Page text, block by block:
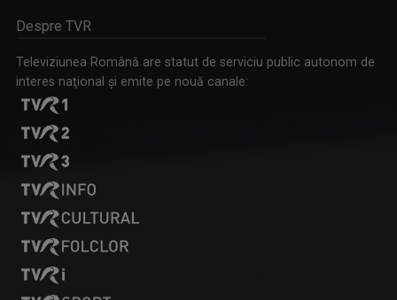
Despre TVR
Televiziunea Română are statut de serviciu public autonom de
interes naţional şi emite pe nouă canale: